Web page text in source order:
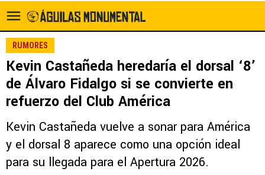
RUMORES
Kevin Castañeda heredaría el dorsal ‘8’
de Álvaro Fidalgo si se convierte en
refuerzo del Club América
Kevin Castañeda vuelve a sonar para América
y el dorsal 8 aparece como una opción ideal
para su llegada para el Apertura 2026.